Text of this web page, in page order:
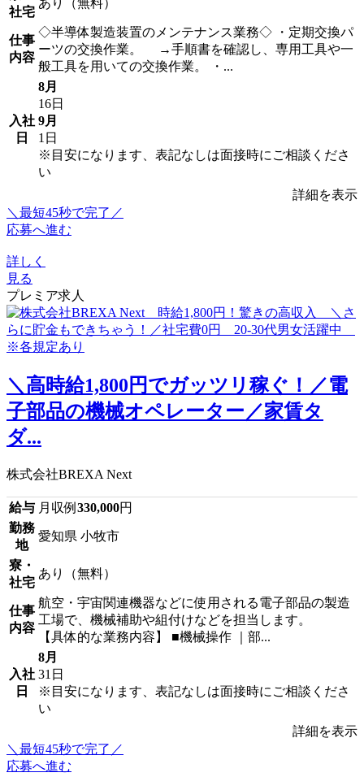
社宅
あり（無料）
仕事
内容
◇半導体製造装置のメンテナンス業務◇ ・定期交換パ
ーツの交換作業。 →手順書を確認し、専用工具や一
般工具を用いての交換作業。 ・...
入社
日
8月
16日
9月
1日
※目安になります、表記なしは面接時にご相談くださ
い
詳細を表示
＼最短45秒で完了／
応募へ進む
詳しく
見る
プレミア求人
＼高時給1,800円でガッツリ稼ぐ！／電
子部品の機械オペレーター／家賃タ
ダ...
株式会社BREXA Next
給与 月収例 330,000円
勤務
地
愛知県 小牧市
寮・
社宅
あり（無料）
仕事
内容
航空・宇宙関連機器などに使用される電子部品の製造
工場で、機械補助や組付けなどを担当します。
【具体的な業務内容】 ■機械操作 ｜部...
入社
日
8月
31日
※目安になります、表記なしは面接時にご相談くださ
い
詳細を表示
＼最短45秒で完了／
応募へ進む